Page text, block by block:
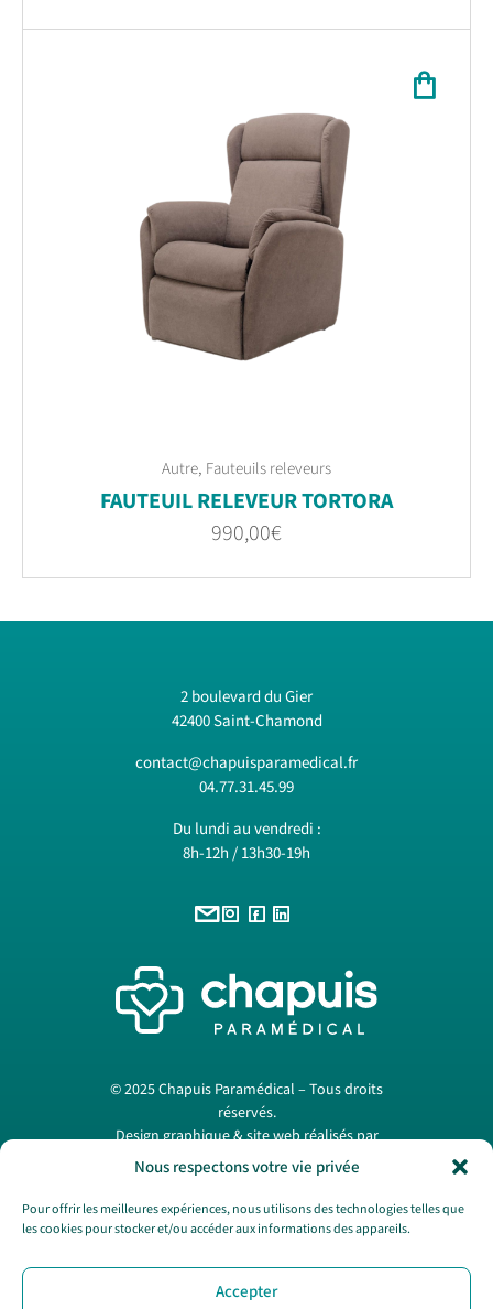
Nous respectons votre vie privée
Pour offrir les meilleures expériences, nous utilisons des technologies telles que
les cookies pour stocker et/ou accéder aux informations des appareils.
Accepter
Autre, Fauteuils releveurs
FAUTEUIL RELEVEUR TORTORA
990,00€
2 boulevard du Gier
42400 Saint-Chamond
contact@chapuisparamedical.fr
04.77.31.45.99
Du lundi au vendredi :
8h-12h / 13h30-19h
© 2025 Chapuis Paramédical – Tous droits
réservés.
Design graphique & site web réalisés par
Papermint Création . —Mentions légales
Nous contacter